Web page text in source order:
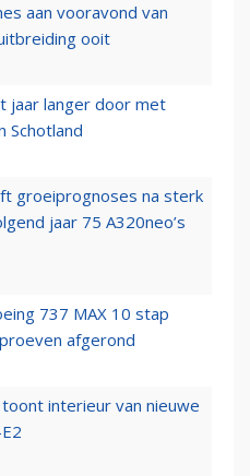
aan vooravond van
ooit
jaar langer door met
Schotland
groeiprognoses na sterk
jaar 75 A320neo’s
737 MAX 10 stap
afgerond
toont interieur van nieuwe